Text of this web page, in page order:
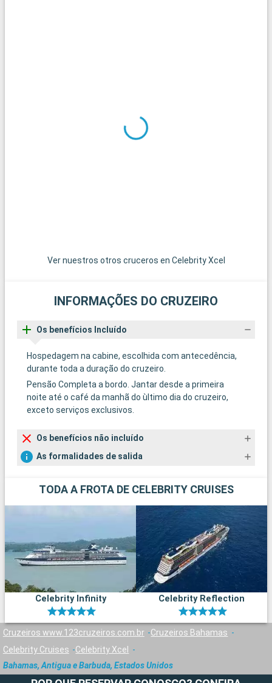
Ver nuestros otros cruceros en Celebrity Xcel
INFORMAÇÕES DO CRUZEIRO
Os benefícios Incluído
Hospedagem na cabine, escolhida com antecedência,
durante toda a duração do cruzeiro.
Pensão Completa a bordo. Jantar desde a primeira
noite até o café da manhã do ùltimo dia do cruzeiro,
exceto serviços exclusivos.
Os benefícios não incluído
As formalidades de salida
TODA A FROTA DE CELEBRITY CRUISES
Celebrity Infinity Celebrity Reflection
Cruzeiros www.123cruzeiros.com.br
Cruzeiros Bahamas
Celebrity Cruises
Celebrity Xcel
Bahamas, Antigua e Barbuda, Estados Unidos